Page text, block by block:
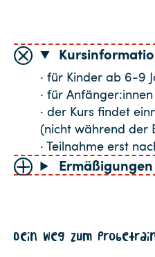
· für Kinder ab 6-9
· für
· der Kurs findet
(nicht während der
· Teilnahme erst
Ermäßigungen
Dein Weg zum